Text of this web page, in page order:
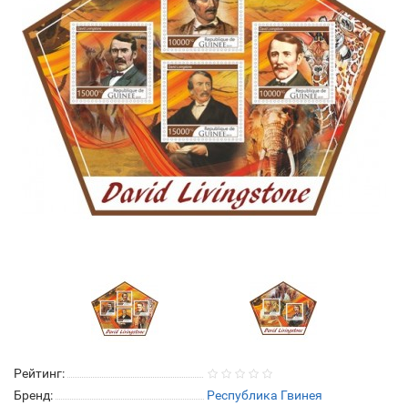
Рейтинг:
Бренд:
Республика Гвинея